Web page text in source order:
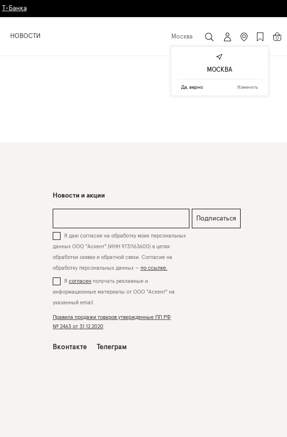
Т-Банка
НОВОСТИ Москва 0
Новости и акции
Подписаться
Я даю согласие на обработку моих персональных
данных ООО "Аскент" (ИНН 9731163600) в целях
обработки заявки и обратной связи. Согласие на
обработку персональных данных — по ссылке.
Я согласен получать рекламные и
информационные материалы от ООО "Аскент" на
указанный email.
Правила продажи товаров утвержденные ПП РФ
№ 2463 от 31.12.2020
Вконтакте Телеграм
МОСКВА
Да, верно Изменить